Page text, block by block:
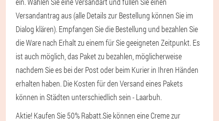
Versandantrag aus (alle Details zur Bestellung können Sie im
Dialog klären). Empfangen Sie die Bestellung und bezahlen Sie
die Ware nach Erhalt zu einem für Sie geeigneten Zeitpunkt. Es
ist auch möglich, das Paket zu bezahlen, möglicherweise
nachdem Sie es bei der Post oder beim Kurier in Ihren Händen
erhalten haben. Die Kosten für den Versand eines Pakets
können in Städten unterschiedlich sein - Laarbuh.
Aktie! Kaufen Sie 50% Rabatt.Sie können eine Creme zur